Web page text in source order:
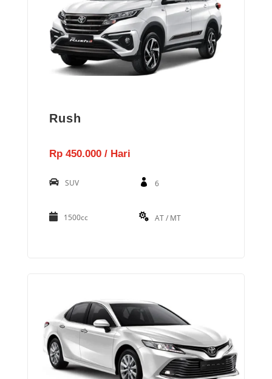
Rush
Rp 450.000 / Hari
SUV 6
1500cc AT / MT